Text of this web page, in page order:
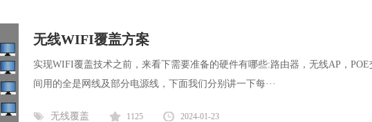
无线WIFI覆盖方案
实现WIFI覆盖技术之前，来看下需要准备的硬件有哪些:路由器，无线AP，
间用的全是网线及部分电源线，下面我们分别讲一下每···
无线覆盖 1125 2024-01-23